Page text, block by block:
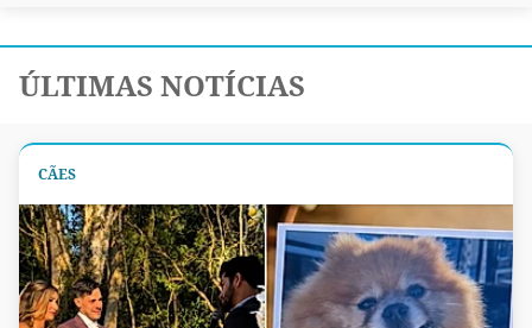
ÚLTIMAS NOTÍCIAS
CÃES